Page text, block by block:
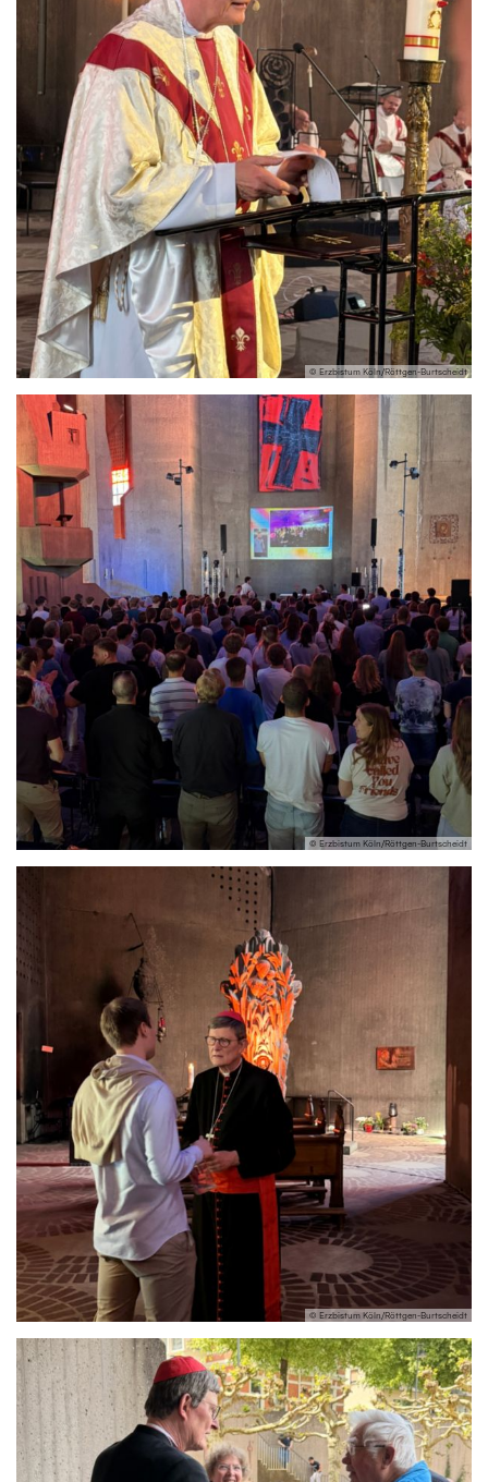
© Erzbistum Köln/Röttgen-Burtscheidt
© Erzbistum Köln/Röttgen-Burtscheidt
© Erzbistum Köln/Röttgen-Burtscheidt